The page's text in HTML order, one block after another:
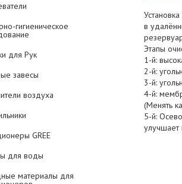
гигиеническое
для Рук
завесы
воздуха
GREE
для воды
материалы для
в
Этапы
1-й:
2-й:
3-й:
4-й:
(Менять
5-й:
улучшает